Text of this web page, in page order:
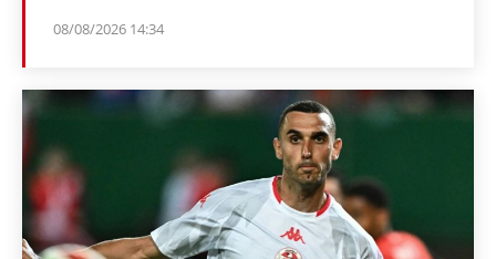
08/08/2026 14:34